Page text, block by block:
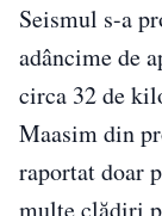
Seismul s-a
adâncime de
circa 32 de
Maasim din
raportat doar
multe clădiri